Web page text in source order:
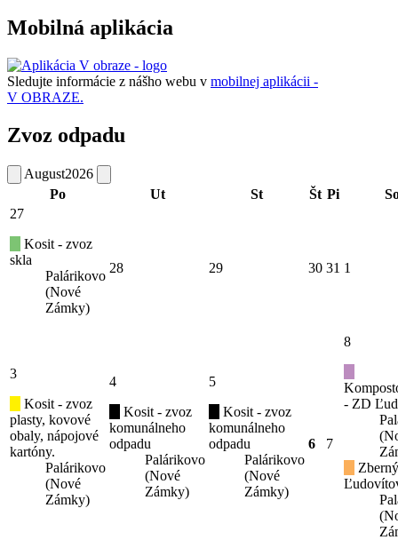
Mobilná aplikácia
Sledujte informácie z nášho webu v mobilnej aplikácii -
V OBRAZE.
Zvoz odpadu
August2026
Po
Ut St Št Pi
27
Kosit - zvoz
skla
Palárikovo
(Nové
Zámky)
28 29 30 31 1
3
Kosit - zvoz
plasty, kovové
obaly, nápojové
kartóny.
Palárikovo
(Nové
Zámky)
4
Kosit - zvoz
komunálneho
odpadu
Palárikovo
(Nové
Zámky)
5
Kosit - zvoz
komunálneho
odpadu
Palárikovo
(Nové
Zámky)
6 7
8
- ZD